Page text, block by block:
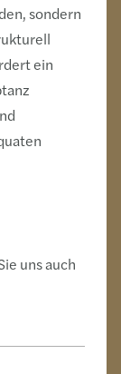
sondern
ein
uns auch